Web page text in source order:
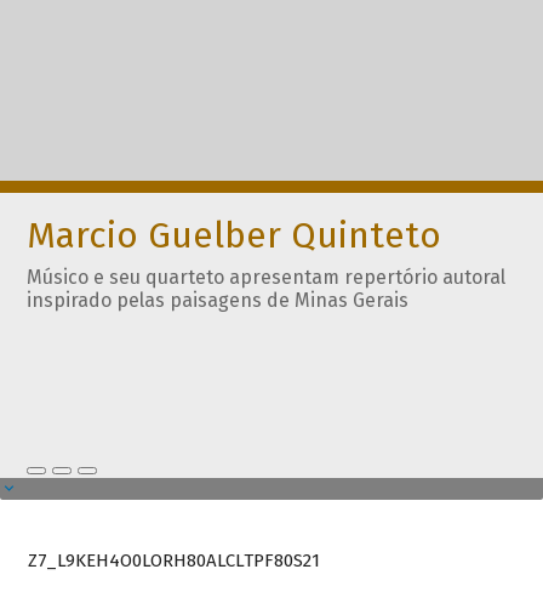
Marcio Guelber Quinteto
Músico e seu quarteto apresentam repertório autoral
inspirado pelas paisagens de Minas Gerais
Z7_L9KEH4O0LORH80ALCLTPF80S21